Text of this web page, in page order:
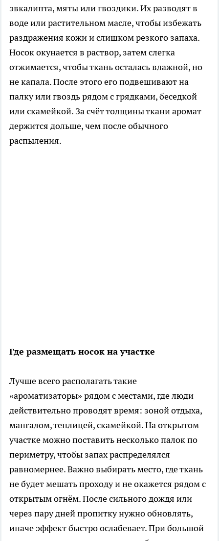
эвкалипта, мяты или гвоздики. Их разводят в
воде или растительном масле, чтобы избежать
раздражения кожи и слишком резкого запаха.
Носок окунается в раствор, затем слегка
отжимается, чтобы ткань осталась влажной, но
не капала. После этого его подвешивают на
палку или гвоздь рядом с грядками, беседкой
или скамейкой. За счёт толщины ткани аромат
держится дольше, чем после обычного
распыления.
Где размещать носок на участке
Лучше всего располагать такие
«ароматизаторы» рядом с местами, где люди
действительно проводят время: зоной отдыха,
мангалом, теплицей, скамейкой. На открытом
участке можно поставить несколько палок по
периметру, чтобы запах распределялся
равномернее. Важно выбирать место, где ткань
не будет мешать проходу и не окажется рядом с
открытым огнём. После сильного дождя или
через пару дней пропитку нужно обновлять,
иначе эффект быстро ослабевает. При большой